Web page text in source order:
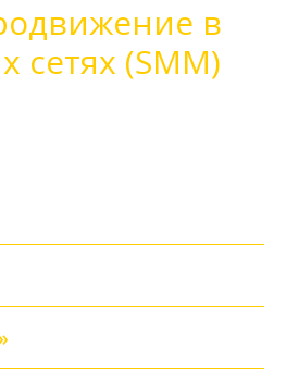
в
сетях (SMM)